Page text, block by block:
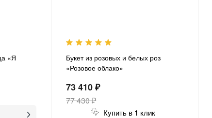
«Я
Букет из розовых и белых роз
«Розовое облако»
73 410 ₽
77 430 ₽
Купить в 1 клик